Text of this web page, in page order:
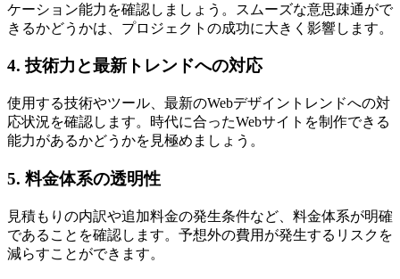
ケーション能力を確認しましょう。
スムーズな意思疎通がで
きるかどうかは、プロジェクトの成功に大きく影響します。
4. 技術力と最新トレンドへの対応
使用する技術やツール、最新のWebデザイントレンドへの対
応状況を確認します。時代に合ったWebサイトを制作できる
能力があるかどうかを見極めましょう。
5. 料金体系の透明性
見積もりの内訳や追加料金の発生条件など、料金体系が明確
であることを確認します。予想外の費用が発生するリスクを
減らすことができます。